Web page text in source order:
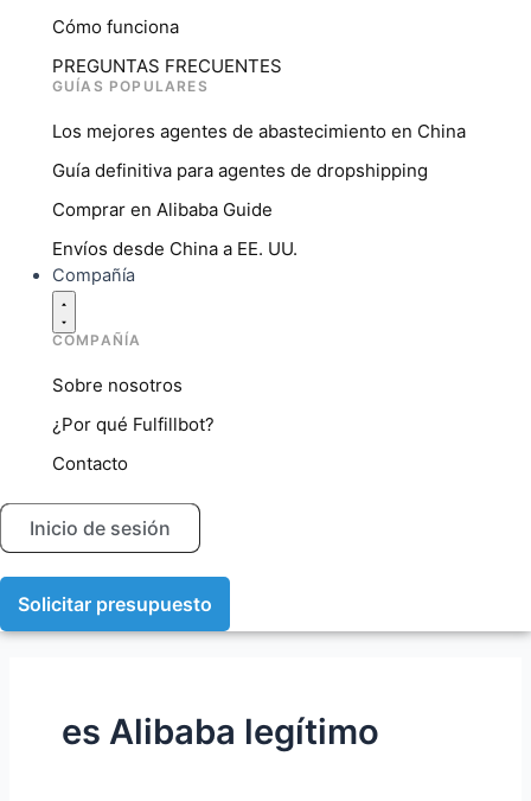
Cómo funciona
PREGUNTAS FRECUENTES
GUÍAS POPULARES
Los mejores agentes de abastecimiento en China
Guía definitiva para agentes de dropshipping
Comprar en Alibaba Guide
Envíos desde China a EE. UU.
Compañía
COMPAÑÍA
Sobre nosotros
¿Por qué Fulfillbot?
Contacto
Inicio de sesión
Solicitar presupuesto
es Alibaba legítimo